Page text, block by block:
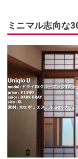
ミニマル志向な